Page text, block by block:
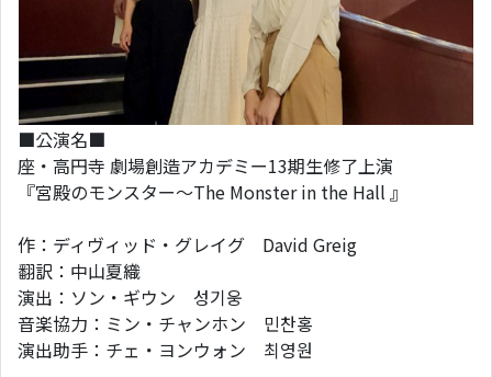
■公演名■
座・高円寺 劇場創造アカデミー13期生修了上演
『宮殿のモンスター～The Monster in the Hall 』
作：ディヴィッド・グレイグ David Greig
翻訳：中山夏織
演出：ソン・ギウン 성기웅
音楽協力：ミン・チャンホン 민찬홍
演出助手：チェ・ヨンウォン 최영원